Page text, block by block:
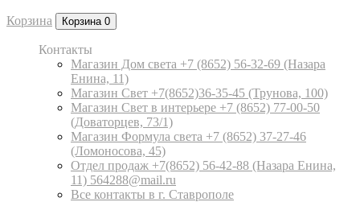
Корзина Корзина 0
Контакты
Магазин Дом света +7 (8652) 56-32-69 (Назара
Енина, 11)
Магазин Свет +7(8652)36-35-45 (Трунова, 100)
Магазин Свет в интерьере +7 (8652) 77-00-50
(Доваторцев, 73/1)
Магазин Формула света +7 (8652) 37-27-46
(Ломоносова, 45)
Отдел продаж +7(8652) 56-42-88 (Назара Енина,
11) 564288@mail.ru
Все контакты в г. Ставрополе